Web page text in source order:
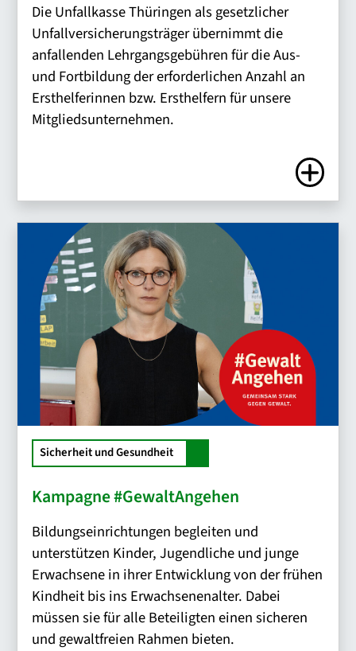
Die Unfallkasse Thüringen als gesetzlicher
Unfallversicherungsträger übernimmt die
anfallenden Lehrgangsgebühren für die Aus-
und Fortbildung der erforderlichen Anzahl an
Ersthelferinnen bzw. Ersthelfern für unsere
Mitgliedsunternehmen.
Zum Artikel
Sicherheit und Gesundheit
Kampagne #GewaltAngehen
Bildungseinrichtungen begleiten und
unterstützen Kinder, Jugendliche und junge
Erwachsene in ihrer Entwicklung von der frühen
Kindheit bis ins Erwachsenenalter. Dabei
müssen sie für alle Beteiligten einen sicheren
und gewaltfreien Rahmen bieten.